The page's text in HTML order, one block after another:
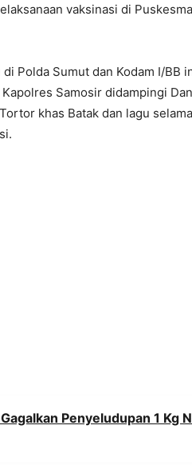
vaksinasi di
Polda Sumut dan Kodam I/BB
Samosir didampingi
khas Batak dan lagu
Penyeludupan 1 Kg